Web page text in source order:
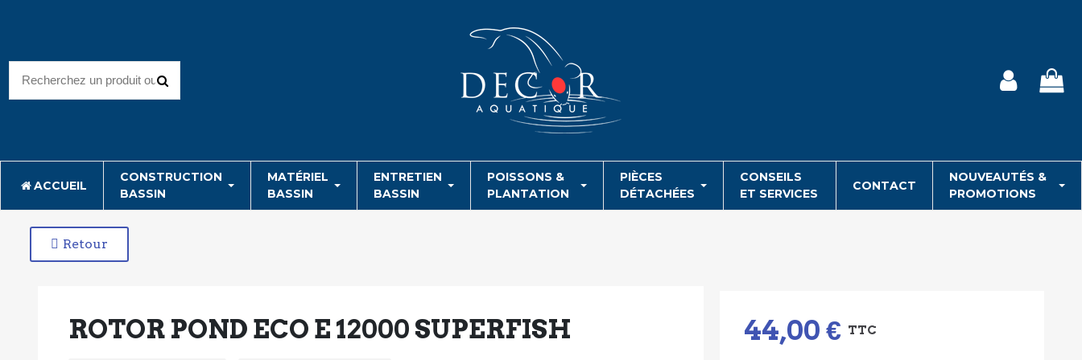
ACCUEIL
CONSTRUCTION
BASSIN
MATÉRIEL
BASSIN
ENTRETIEN
BASSIN
POISSONS &
PLANTATION
PIÈCES
DÉTACHÉES
CONSEILS
ET SERVICES
CONTACT
NOUVEAUTÉS &
PROMOTIONS
Retour
ROTOR POND ECO E 12000 SUPERFISH 44,00 € TTC